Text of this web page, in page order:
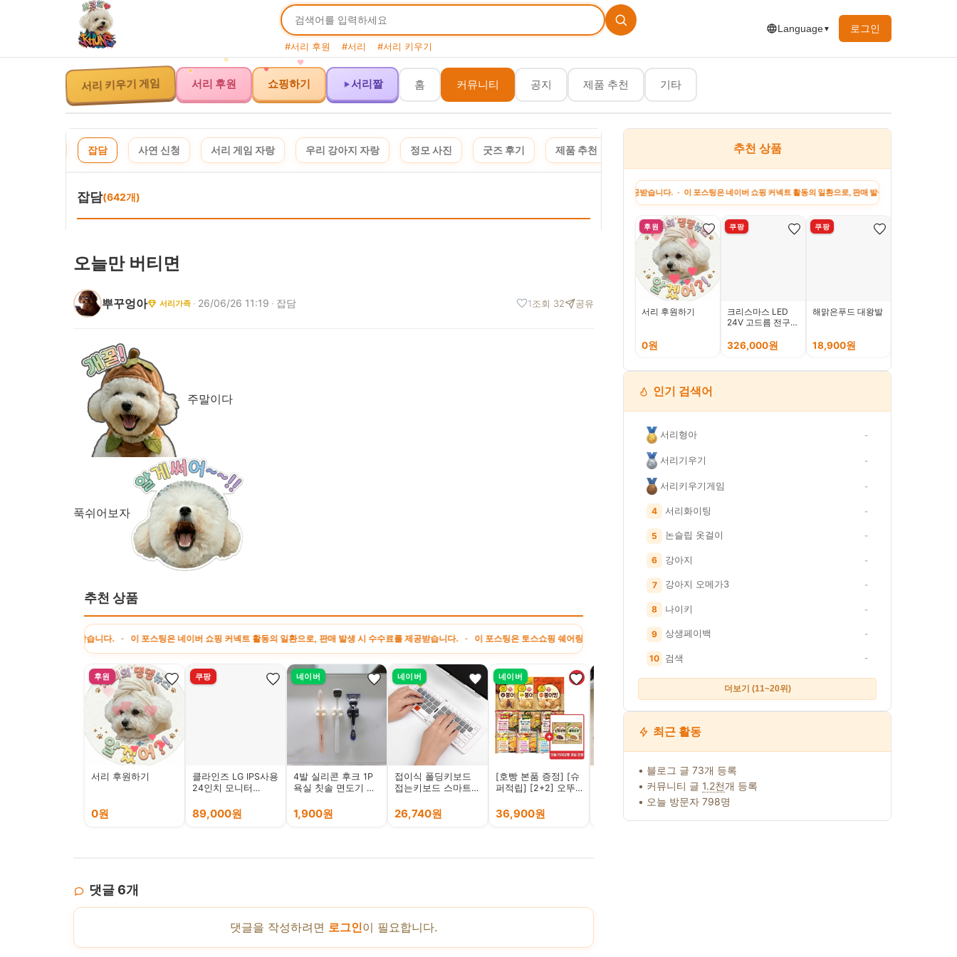
#서리 후원 #서리 #서리 키우기
Language▼ 로그인
서리 키우기 게임 서리 후원 쇼핑하기 서리짤 홈 커뮤니티 공지 제품 추천 기타
잡담 사연 신청 서리 게임 자랑 우리 강아지 자랑 정모 사진 굿즈 후기 제품 추천 유머&짤 하고 싶은 말
잡담(642개)
오늘만 버티면
뿌꾸엉아 서리가족 · 26/06/26 11:19 · 잡담 1조회 32 공유
주말이다
푹쉬어보자
추천 상품
공받습니다. · 이 포스팅은 네이버 쇼핑 커넥트 활동의 일환으로, 판매 발생 시 수수료를 제공받습니다. · 이 포스팅은 토스쇼핑 쉐어링크 활동의 일환으로, 이에 따른 일정액의 수수료를 제공받습니다. · 이 포스팅은 쿠팡 파트너스 활동의 일
후원
서리 후원하기
0원
쿠팡
클라인즈 LG IPS사용
24인치 모니터
KXM2400FH75 화이
89,000원
네이버
4발 실리콘 후크 1P
욕실 칫솔 면도기 걸
1,900원
네이버
접이식 폴딩키보드
접는키보드 스마트폰
26,740원
네이버
[호빵 본품 증정] [슈
퍼적립] [2+2] 오뚜
팥붕어빵/슈크림/피
자/츄러스초코/츄러
36,900원
검정콩 깨강정,
240g, 2개
48%
토스
코피코 커피맛 캔디,
150g, 10개
30,000원
네이버
(Pantograph)
댓글6개
댓글을 작성하려면 로그인이 필요합니다.
추천 상품
이 포스팅은 쿠팡 파트너스 활동의 일환으로, 이에 따른 일정액의 수수료를 제공받습니다. · 이 포스팅은 네이버 쇼핑 커넥트 활동의 일환으로, 판매 발생 시 수수료를 제공받습니다. ·
후원
서리 후원하기
0원
쿠팡
크리스마스 LED
24V 고드름 전구
줄조명 파이라이트,
웜색, 10개
326,000원
쿠팡
해맑은푸드 대왕발
18,900원
인기 검색어
서리형아 -
서리기우기 -
서리키우기게임 -
4 서리화이팅 -
5 논슬립 옷걸이 -
6 강아지 -
7 강아지 오메가3 -
8 나이키 -
9 상생페이백 -
10 검색 -
더보기 (11~20위)
최근 활동
• 블로그 글 73개 등록
• 커뮤니티 글 1.2천개 등록
• 오늘 방문자 798명